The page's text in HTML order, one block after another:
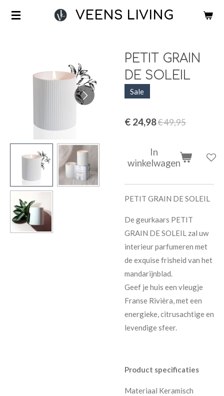
Ga
VEENS LIVING
PETIT GRAIN
DE SOLEIL
Sale
€ 24,98€ 49,95
In
winkelwagen
PETIT GRAIN DE SOLEIL
De geurkaars PETIT
GRAIN DE SOLEIL zal uw
interieur parfumeren met
de exquise frisheid van het
mandarijnblad.
Geef je huis een vleugje
Franse Rivièra, met een
energieke, citrusachtige en
levendige sfeer.
Product specificaties
Materiaal Keramisch